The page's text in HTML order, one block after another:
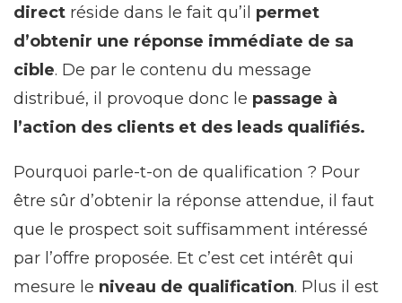
direct réside dans le fait qu’il permet
d’obtenir une réponse immédiate de sa
cible. De par le contenu du message
distribué, il provoque donc le passage à
l’action des clients et des leads qualifiés.
Pourquoi parle-t-on de qualification ? Pour
être sûr d’obtenir la réponse attendue, il faut
que le prospect soit suffisamment intéressé
par l’offre proposée. Et c’est cet intérêt qui
mesure le niveau de qualification. Plus il est